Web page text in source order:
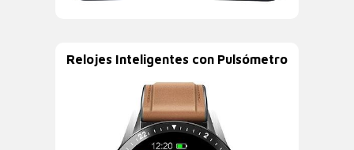
Relojes Inteligentes con Pulsómetro